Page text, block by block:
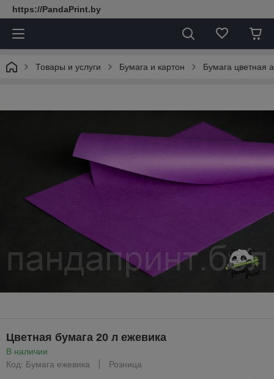
https://PandaPrint.by
Товары и услуги Бумага и картон Бумага цветная
Цветная бумага 20 л ежевика
В наличии
Код: Бумага ежевика
Розница